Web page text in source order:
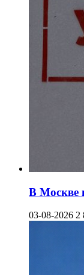
В Москве
03-08-2026 2